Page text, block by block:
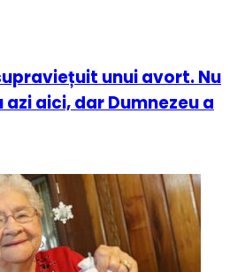
unui avort. Nu
aici, dar Dumnezeu a